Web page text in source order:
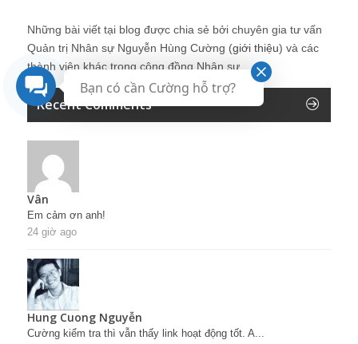
Những bài viết tại blog được chia sẻ bởi chuyên gia tư vấn
Quản trị Nhân sự Nguyễn Hùng Cường (giới thiệu) và các
thành viên khác trong cộng đồng Nhân sự.
Recent Comments
Vân
Em cảm ơn anh!
24 giờ ago
Hung Cuong Nguyễn
Cường kiểm tra thì vẫn thấy link hoạt động tốt. A...
Bạn có cần Cường hỗ trợ?